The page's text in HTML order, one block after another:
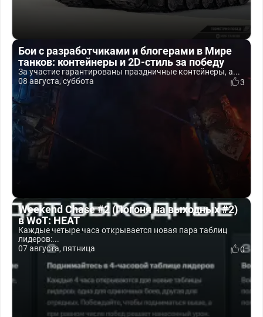
Бои с разработчиками и блогерами в Мире
танков: контейнеры и 2D-стиль за победу
За участие гарантированы праздничные контейнеры, а...
08 августа, суббота
3
Weekend Chase #2 (Погоня на выходных #2)
в WoT: HEAT
Каждые четыре часа открывается новая пара таблиц
лидеров:...
07 августа, пятница
0